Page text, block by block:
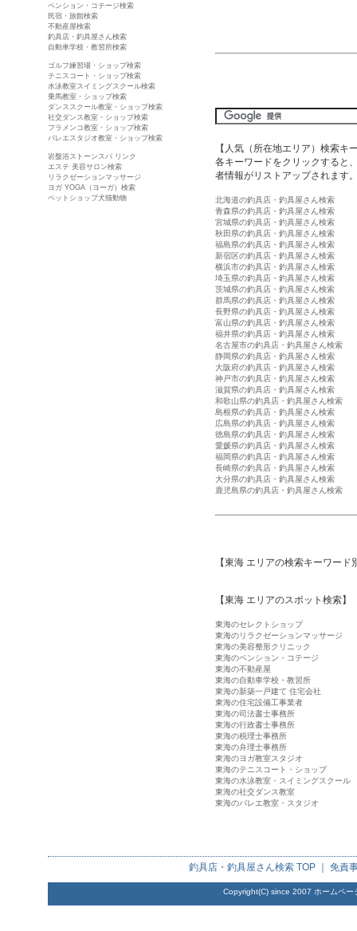
【人気（所在地エリア）検索キ
各キーワードをクリックすると
者情報がリストアップされます
北海道の釣具店・釣具屋さん検索
青森県の釣具店・釣具屋さん検索
宮城県の釣具店・釣具屋さん検索
秋田県の釣具店・釣具屋さん検索
福島県の釣具店・釣具屋さん検索
新宿区の釣具店・釣具屋さん検索
横浜市の釣具店・釣具屋さん検索
埼玉県の釣具店・釣具屋さん検索
茨城県の釣具店・釣具屋さん検索
群馬県の釣具店・釣具屋さん検索
長野県の釣具店・釣具屋さん検索
富山県の釣具店・釣具屋さん検索
福井県の釣具店・釣具屋さん検索
名古屋市の釣具店・釣具屋さん検索
静岡県の釣具店・釣具屋さん検索
大阪府の釣具店・釣具屋さん検索
神戸市の釣具店・釣具屋さん検索
滋賀県の釣具店・釣具屋さん検索
和歌山県の釣具店・釣具屋さん検索
島根県の釣具店・釣具屋さん検索
広島県の釣具店・釣具屋さん検索
徳島県の釣具店・釣具屋さん検索
愛媛県の釣具店・釣具屋さん検索
福岡県の釣具店・釣具屋さん検索
長崎県の釣具店・釣具屋さん検索
大分県の釣具店・釣具屋さん検索
鹿児島県の釣具店・釣具屋さん検索
【東海 エリアの検索キーワー
【東海 エリアのスポット検索】
東海のセレクトショップ
東海のリラクゼーションマッサージ
東海の美容整形クリニック
東海のペンション・コテージ
東海の不動産屋
東海の自動車学校・教習所
東海の新築一戸建て 住宅会社
東海の住宅設備工事業者
東海の司法書士事務所
東海の行政書士事務所
東海の税理士事務所
東海の弁理士事務所
東海のヨガ教室スタジオ
東海のテニスコート・ショップ
東海の水泳教室・スイミングスクール
東海の社交ダンス教室
東海のバレエ教室・スタジオ
ペンション・コテージ検索
民宿・旅館検索
不動産屋検索
釣具店・釣具屋さん検索
自動車学校・教習所検索
ゴルフ練習場・ショップ検索
テニスコート・ショップ検索
水泳教室スイミングスクール検索
乗馬教室・ショップ検索
ダンススクール教室・ショップ検索
社交ダンス教室・ショップ検索
フラメンコ教室・ショップ検索
バレエスタジオ教室・ショップ検索
岩盤浴ストーンスパ リンク
エステ 美容サロン検索
リラクゼーションマッサージ
ヨガ YOGA（ヨーガ）検索
ペットショップ犬猫動物
釣具店・釣具屋さん検索TOP ｜ 免責
Copyright(C) since 2007 ホームペー